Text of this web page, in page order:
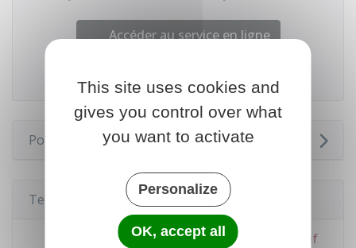
Accéder au service en ligne
Pour en savoir plus
Textes de référence
Bofip-Impôts n°BOI-REC-PART-10-10 relatif
This site uses cookies and
gives you control over what
you want to activate
Personalize
OK, accept all